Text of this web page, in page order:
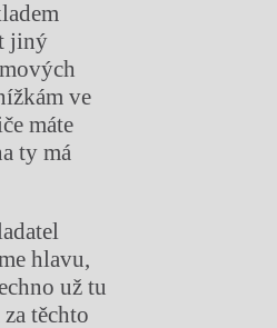
jiný
ve
máte
ty má
hlavu,
už tu
těchto